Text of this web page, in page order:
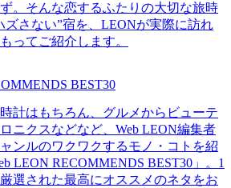
。そんな恋するふたりの大切な旅時
ズさない”宿を、LEONが実際に訪れ
ってご紹介します。
BEST30
計はもちろん、グルメからビューテ
ニクスなどなど、Web LEON編集者
ンルのワクワクするモノ・コトを紹
LEON RECOMMENDS BEST30」。1
選された最高にオススメのネタをお